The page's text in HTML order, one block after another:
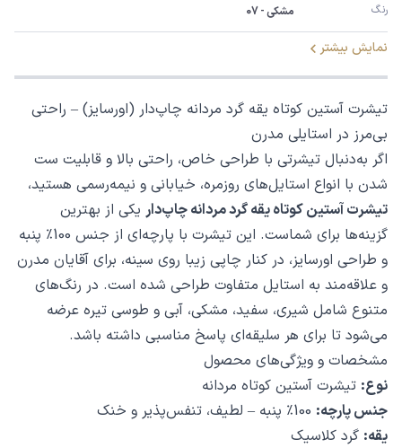
رنگ مشکی - 07
نمایش بیشتر
تیشرت آستین کوتاه یقه گرد مردانه چاپ‌دار (اورسایز) – راحتی
بی‌مرز در استایلی مدرن
اگر به‌دنبال تیشرتی با طراحی خاص، راحتی بالا و قابلیت ست
شدن با انواع استایل‌های روزمره، خیابانی و نیمه‌رسمی هستید،
تیشرت آستین کوتاه یقه گرد مردانه چاپ‌دار یکی از بهترین
گزینه‌ها برای شماست. این تیشرت با پارچه‌ای از جنس 100٪ پنبه
و طراحی اورسایز، در کنار چاپی زیبا روی سینه، برای آقایان مدرن
و علاقه‌مند به استایل متفاوت طراحی شده است. در رنگ‌های
متنوع شامل شیری، سفید، مشکی، آبی و طوسی تیره عرضه
می‌شود تا برای هر سلیقه‌ای پاسخ مناسبی داشته باشد.
مشخصات و ویژگی‌های محصول
نوع: تیشرت آستین کوتاه مردانه
جنس پارچه:
یقه: گرد کلاسیک